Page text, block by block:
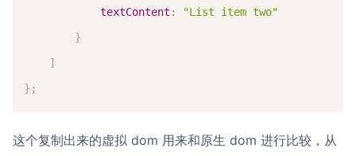
textContent :
"List item two"
}
]
} ;
这个复制出来的虚拟 dom 用来和原生 dom 进行比较，从